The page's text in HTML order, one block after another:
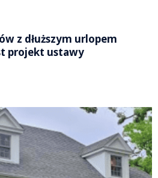
z dłuższym urlopem
projekt ustawy